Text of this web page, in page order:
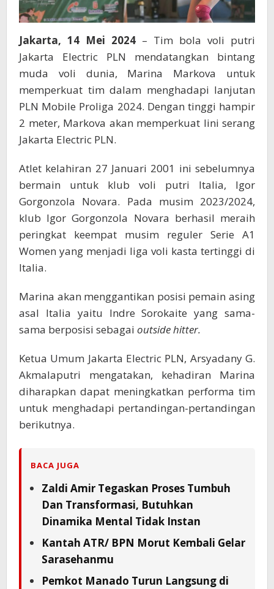
Jakarta, 14 Mei 2024 – Tim bola voli putri
Jakarta Electric PLN mendatangkan bintang
muda voli dunia, Marina Markova untuk
memperkuat tim dalam menghadapi lanjutan
PLN Mobile Proliga 2024. Dengan tinggi hampir
2 meter, Markova akan memperkuat lini serang
Jakarta Electric PLN.
Atlet kelahiran 27 Januari 2001 ini sebelumnya
bermain untuk klub voli putri Italia, Igor
Gorgonzola Novara. Pada musim 2023/2024,
klub Igor Gorgonzola Novara berhasil meraih
peringkat keempat musim reguler Serie A1
Women yang menjadi liga voli kasta tertinggi di
Italia.
Marina akan menggantikan posisi pemain asing
asal Italia yaitu Indre Sorokaite yang sama-
sama berposisi sebagai outside hitter.
Ketua Umum Jakarta Electric PLN, Arsyadany G.
Akmalaputri mengatakan, kehadiran Marina
diharapkan dapat meningkatkan performa tim
untuk menghadapi pertandingan-pertandingan
berikutnya.
BACA JUGA
Zaldi Amir Tegaskan Proses Tumbuh
Dan Transformasi, Butuhkan
Dinamika Mental Tidak Instan
Kantah ATR/ BPN Morut Kembali Gelar
Sarasehanmu
Pemkot Manado Turun Langsung di